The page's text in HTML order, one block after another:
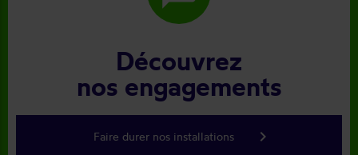
Découvrez
nos engagements
Faire durer nos installations keyboard_arrow_right